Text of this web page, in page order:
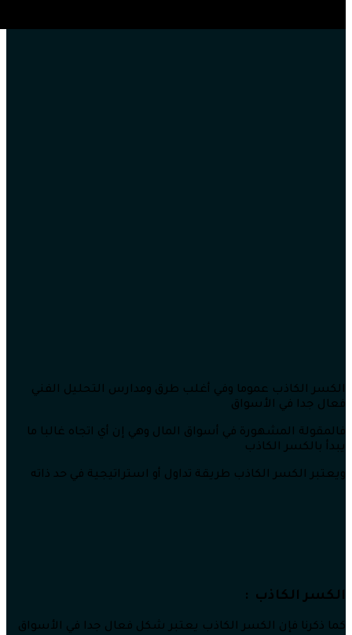
الكسر الكاذب عموما وفي أغلب طرق ومدارس التحليل الفني
فعال جدا في الأسواق
فالمقولة المشهورة في أسواق المال وهي إن أي اتجاه غالبا ما
يبدأ بالكسر الكاذب
ويعتبر الكسر الكاذب طريقة تداول أو استراتيجية في حد ذاته
الكسر الكاذب :
كما ذكرنا فإن الكسر الكاذب يعتبر شكل فعال جدا في الأسواق